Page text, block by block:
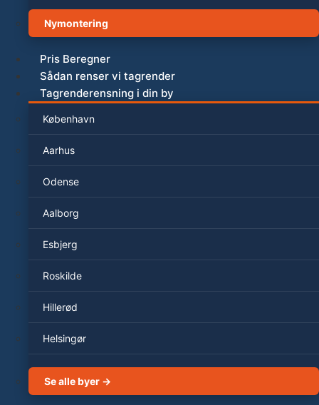
Nymontering
Pris Beregner
Sådan renser vi tagrender
Tagrenderensning i din by
København
Aarhus
Odense
Aalborg
Esbjerg
Roskilde
Hillerød
Helsingør
Se alle byer →